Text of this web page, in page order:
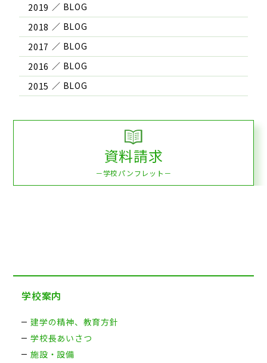
2019
2018
2017
2016
2015
資料請求
－学校パンフレット－
学校案内
建学の精神、教育方針
学校長あいさつ
施設・設備